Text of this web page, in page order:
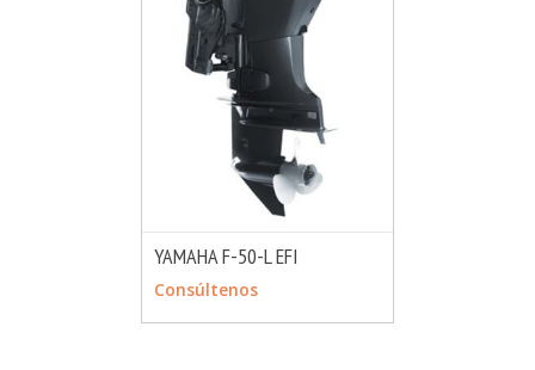
CONSULTAR
YAMAHA F-50-L EFI
Consúltenos